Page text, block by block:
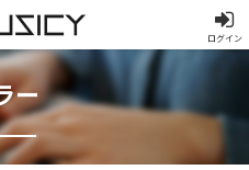
ログイン
ー